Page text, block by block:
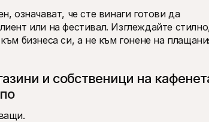
означават, че сте винаги готови да
или на фестивал. Изглеждайте
бизнеса си, а не към гонене на
и собственици на